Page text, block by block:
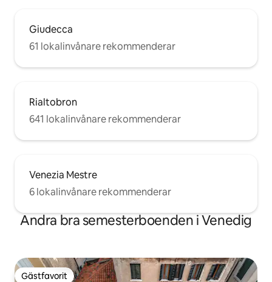
Giudecca
61 lokalinvånare rekommenderar
Rialtobron
641 lokalinvånare rekommenderar
Venezia Mestre
6 lokalinvånare rekommenderar
Andra bra semesterboenden i Venedig
Gästfavorit